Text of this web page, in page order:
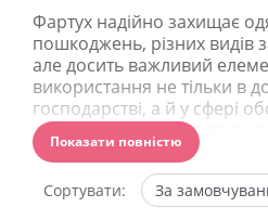
Фартух надійно захищає
пошкоджень, різних видів
але досить важливий
використання не тільки в
господарстві, а й у сфері
чисто практичне
з рахунків зовнішню
фартух для жінки –
настрою, тому будь-яку,
Показати повністю
Сортувати: